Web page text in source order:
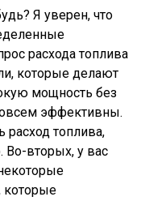
Я уверен, что
расхода топлива
которые делают
мощность без
эффективны.
расход топлива,
Во-вторых, у вас
которые